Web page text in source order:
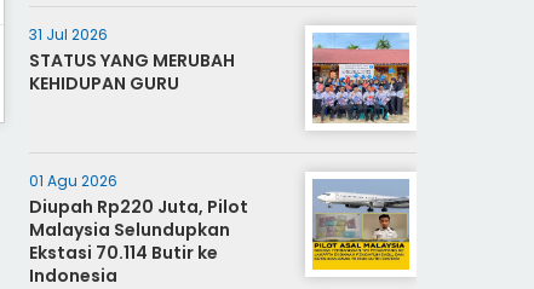
31 Jul 2026
STATUS YANG MERUBAH
KEHIDUPAN GURU
01 Agu 2026
Diupah Rp220 Juta, Pilot
Malaysia Selundupkan
Ekstasi 70.114 Butir ke
Indonesia